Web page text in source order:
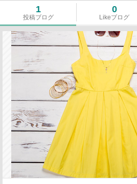
1
投稿ブログ
0
Likeブログ